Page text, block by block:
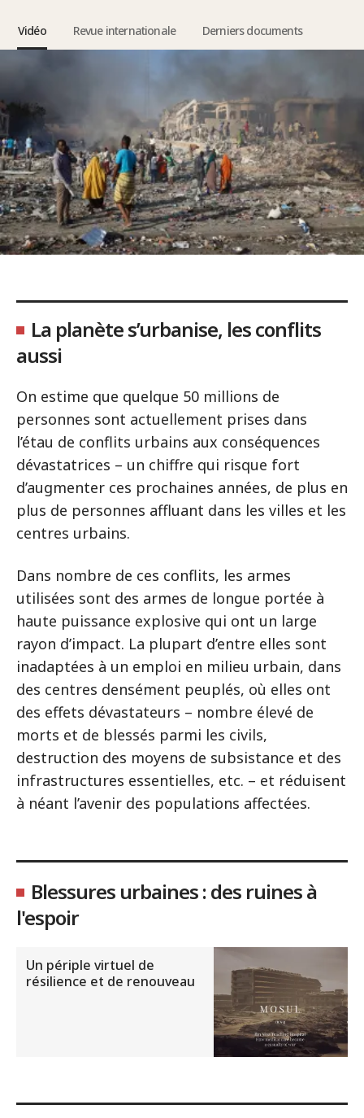
Vidéo Revue internationale Derniers documents
La planète s’urbanise, les conflits
aussi
On estime que quelque 50 millions de
personnes sont actuellement prises dans
l’étau de conflits urbains aux conséquences
dévastatrices – un chiffre qui risque fort
d’augmenter ces prochaines années, de plus en
plus de personnes affluant dans les villes et les
centres urbains.
Dans nombre de ces conflits, les armes
utilisées sont des armes de longue portée à
haute puissance explosive qui ont un large
rayon d’impact. La plupart d’entre elles sont
inadaptées à un emploi en milieu urbain, dans
des centres densément peuplés, où elles ont
des effets dévastateurs – nombre élevé de
morts et de blessés parmi les civils,
destruction des moyens de subsistance et des
infrastructures essentielles, etc. – et réduisent
à néant l’avenir des populations affectées.
Blessures urbaines : des ruines à
l'espoir
Un périple virtuel de
résilience et de renouveau